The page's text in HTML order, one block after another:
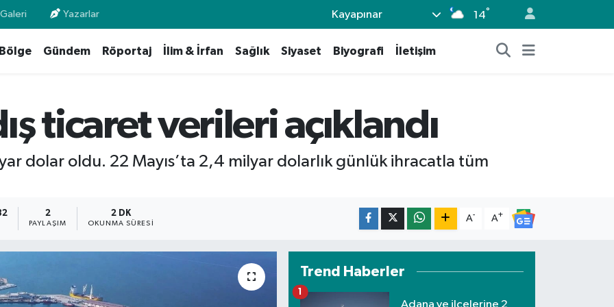
Yazarlar Kayapınar 14°
Bölge Gündem Röportaj İlim & İrfan Sağlık Siyaset Biyografi İletişim
ticaret verileri açıklandı
dolar oldu. 22 Mayıs’ta 2,4 milyar dolarlık günlük ihracatla tüm
2
PAYLAŞIM
2 DK
OKUNMA SÜRESI
A- A+
Trend Haberler
Adana ve ilçelerine 2
1